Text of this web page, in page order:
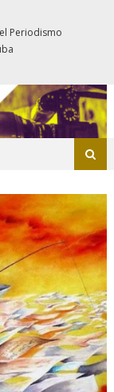
Periodismo